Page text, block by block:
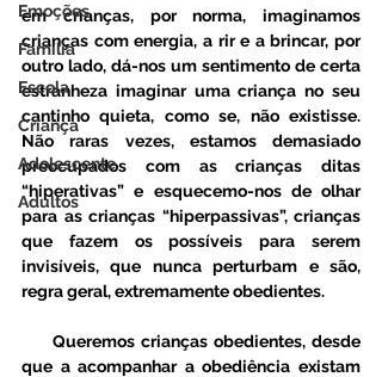
Emoções
Família
Escola
Criança
Adolescente
Adultos
em crianças, por norma, imaginamos
crianças com energia, a rir e a brincar, por
outro lado, dá-nos um sentimento de certa
estranheza imaginar uma criança no seu
cantinho quieta, como se, não existisse.
Não raras vezes, estamos demasiado
preocupados com as crianças ditas
“hiperativas” e esquecemo-nos de olhar
para as crianças “hiperpassivas”, crianças
que fazem os possíveis para serem
invisíveis, que nunca perturbam e são,
regra geral, extremamente obedientes.
que a acompanhar a obediência existam